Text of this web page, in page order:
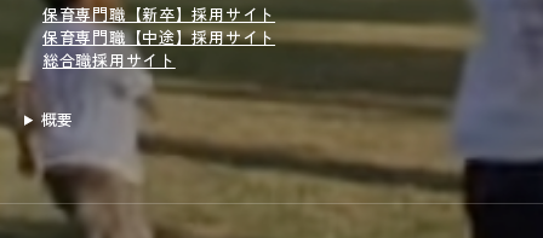
保育専門職【新卒】採用サイト
保育専門職【中途】採用サイト
総合職採用サイト
概要